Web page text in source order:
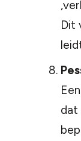
Dit
dat